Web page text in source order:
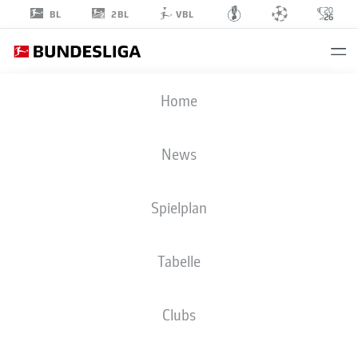
BL 2BL VBL
Home
News
Spielplan
Tabelle
Clubs